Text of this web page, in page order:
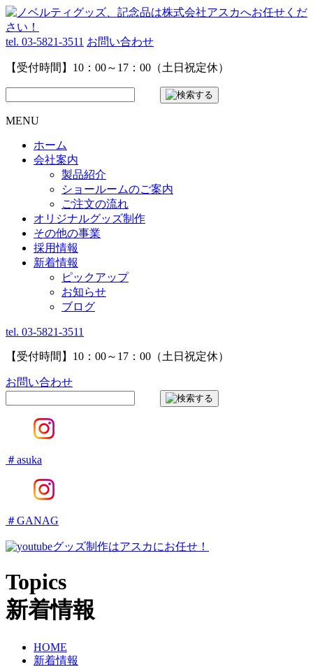
tel. 03-5821-3511 お問い合わせ
【受付時間】10：00～17：00（土日祝定休）
MENU
ホーム
会社案内
製品紹介
ショールームのご案内
ご注文の流れ
オリジナルグッズ制作
その他の事業
採用情報
新着情報
ピックアップ
お知らせ
ブログ
tel. 03-5821-3511
【受付時間】10：00～17：00（土日祝定休）
お問い合わせ
＃asuka
＃GANAG
グッズ制作はアスカにお任せ！
Topics
新着情報
HOME
新着情報